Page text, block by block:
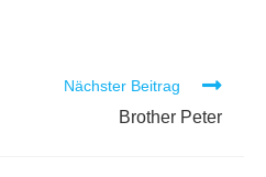
Nächster Beitrag
Brother Peter